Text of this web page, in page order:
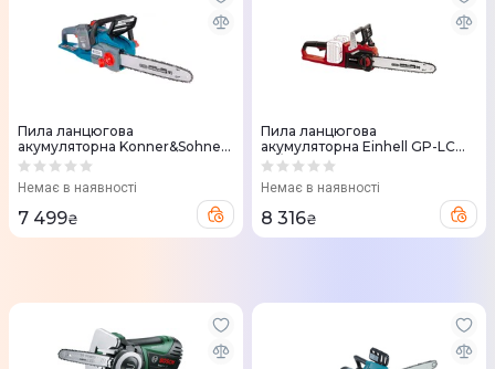
Пила ланцюгова
акумуляторна Konner&Sohnen
KS CS40V-16 40V без АКБ та ЗП
Немає в наявності
7 499₴
Пила ланцюгова
акумуляторна Einhell GP-LC
36/35 Li Solo 36В шина 35см
Немає в наявності
8 316₴